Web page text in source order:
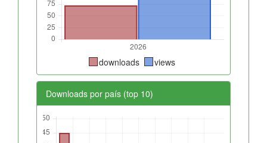
downloads views
Downloads por país (top 10)